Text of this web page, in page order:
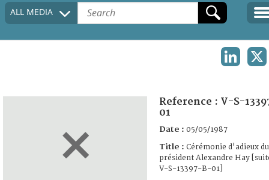
COLLECTIONS DESCRIPTION
ALL MEDIA
Reference : V-S-
01
Date : 05/05/1987
Title : Cérémonie d'adieux du
président Alexandre Hay
V-S-13397-B-01]